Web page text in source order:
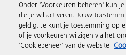
Volg Ricoh
Onder 'Voorkeuren beheren' kun je
die je wil activeren. Jouw
geldig. Je kunt je toestemming op
of je voorkeuren wijzigen via het
'Cookiebeheer' van de website